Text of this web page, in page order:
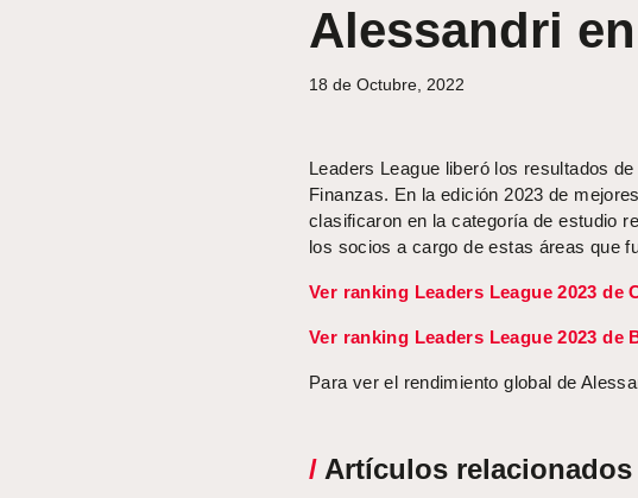
Alessandri
18 de Octubre, 2022
Leaders League liberó los resultados
Finanzas. En la edición 2023 de
clasificaron en la categoría de estudio
los socios a cargo de estas áreas que
Ver ranking Leaders League 2023 de
Ver ranking Leaders League 2023 de
Para ver el rendimiento global de
/ Artículos relacionados